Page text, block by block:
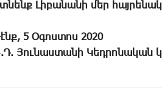
Լիբանանի մեր
5 Օգոստոս 2020
Յունաստանի Կեդրոնական